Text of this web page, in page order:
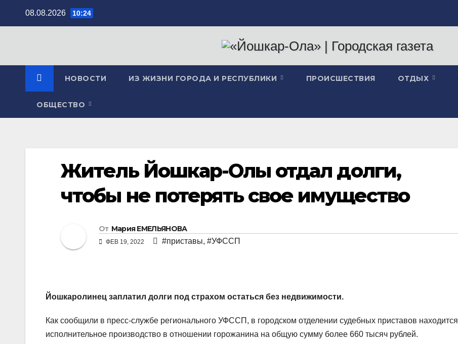
08.08.2026 10:24
НОВОСТИ ИЗ ЖИЗНИ ГОРОДА И РЕСПУБЛИКИ ПРОИСШЕСТВИЯ ОТДЫХ
ОБЩЕСТВО
Житель Йошкар-Олы отдал долги,
чтобы не потерять свое имущество
От Мария ЕМЕЛЬЯНОВА
ФЕВ 19, 2022 #приставы, #УФССП
Йошкаролинец заплатил долги под страхом остаться без недвижимости.
Как сообщили в пресс-службе регионального УФССП, в городском отделении судебных приставов находится
исполнительное производство в отношении горожанина на общую сумму более 660 тысяч рублей.